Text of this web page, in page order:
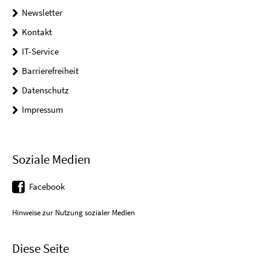
Newsletter
Kontakt
IT-Service
Barrierefreiheit
Datenschutz
Impressum
Soziale Medien
Facebook
Hinweise zur Nutzung sozialer Medien
Diese Seite